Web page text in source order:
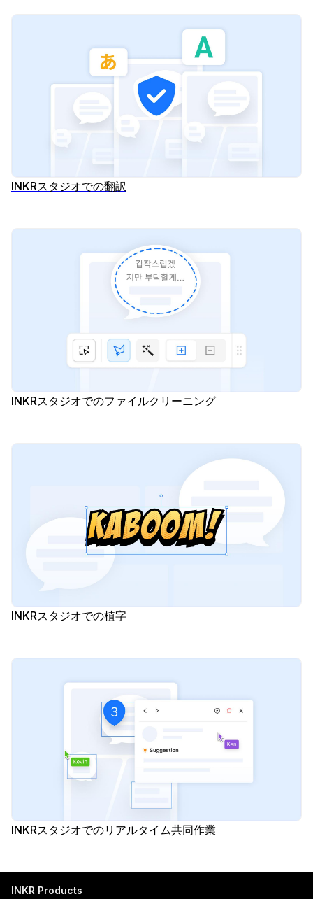
INKRスタジオでの翻訳
INKRスタジオでのファイルクリーニング
INKRスタジオでの植字
INKRスタジオでのリアルタイム共同作業
INKR Products